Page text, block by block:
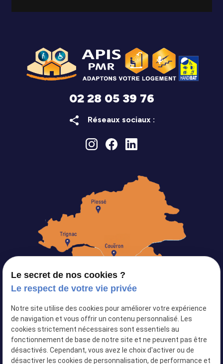
02 28 05 39 76
share Réseaux sociaux :
Siret : 82103434500024
Plan du site
Mentions légales
Le secret de nos cookies ?
Le respect de votre vie privée
Notre site utilise des cookies pour améliorer votre expérience
de navigation et vous offrir un contenu personnalisé. Les
cookies strictement nécessaires sont essentiels au
fonctionnement de base de notre site et ne peuvent pas être
désactivés. Cependant, vous avez le choix d'activer ou de
désactiver les cookies de personnalisation, de performance et